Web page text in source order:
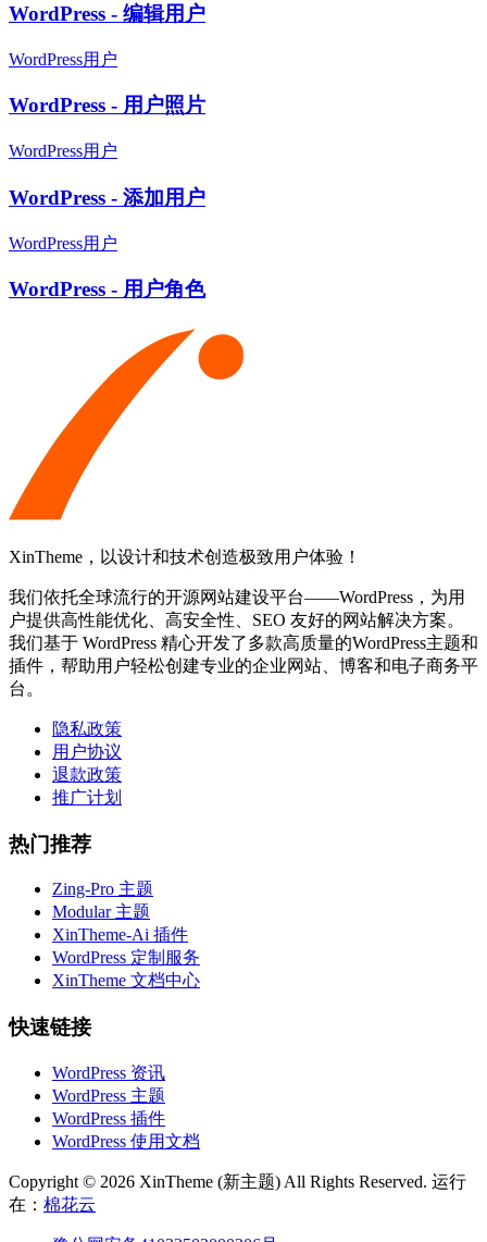
WordPress - 编辑用户
WordPress用户
WordPress - 用户照片
WordPress用户
WordPress - 添加用户
WordPress用户
WordPress - 用户角色
XinTheme，以设计和技术创造极致用户体验！
我们依托全球流行的开源网站建设平台——WordPress，为用
户提供高性能优化、高安全性、SEO 友好的网站解决方案。
我们基于 WordPress 精心开发了多款高质量的WordPress主题和
插件，帮助用户轻松创建专业的企业网站、博客和电子商务平
台。
隐私政策
用户协议
退款政策
推广计划
热门推荐
Zing-Pro 主题
Modular 主题
XinTheme-Ai 插件
WordPress 定制服务
XinTheme 文档中心
快速链接
WordPress 资讯
WordPress 主题
WordPress 插件
WordPress 使用文档
Copyright © 2026 XinTheme (新主题) All Rights Reserved. 运行
在： 棉花云